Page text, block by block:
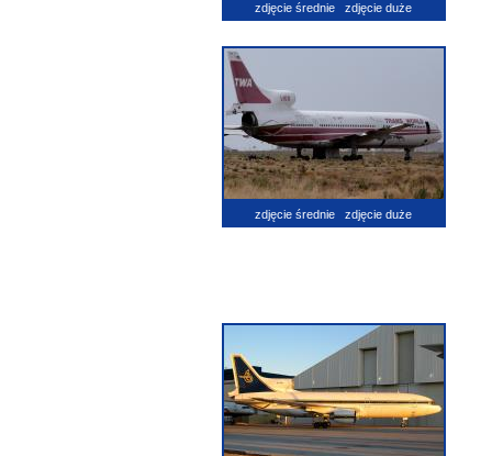
zdjęcie średnie zdjęcie duże
zdjęcie średnie zdjęcie duże